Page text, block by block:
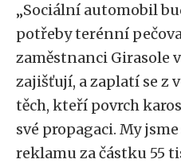
„Sociální automobil
potřeby terénní
zaměstnanci Girasole
zajišťují, a zaplatí se z
těch, kteří povrch
své propagaci. My
reklamu za částku 55